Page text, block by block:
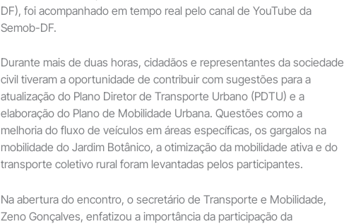
DF), foi acompanhado em tempo real pelo canal de YouTube da
Semob-DF.
Durante mais de duas horas, cidadãos e representantes da sociedade
civil tiveram a oportunidade de contribuir com sugestões para a
atualização do Plano Diretor de Transporte Urbano (PDTU) e a
elaboração do Plano de Mobilidade Urbana. Questões como a
melhoria do fluxo de veículos em áreas específicas, os gargalos na
mobilidade do Jardim Botânico, a otimização da mobilidade ativa e do
transporte coletivo rural foram levantadas pelos participantes.
Na abertura do encontro, o secretário de Transporte e Mobilidade,
Zeno Gonçalves, enfatizou a importância da participação da